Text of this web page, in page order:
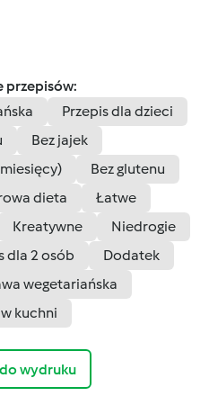
przepisów:
Przepis dla dzieci
Bez jajek
Bez glutenu
dieta
Łatwe
Kreatywne
Niedrogie
dla 2 osób
Dodatek
wegetariańska
kuchni
wydruku